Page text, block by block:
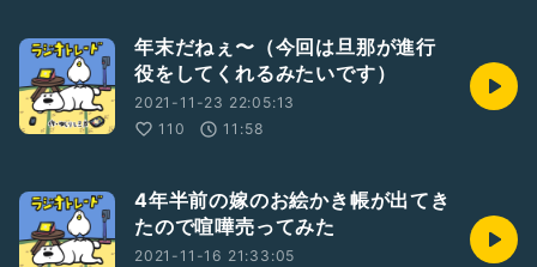
年末だねぇ〜（今回は旦那が進行
役をしてくれるみたいです）
2021-11-23 22:05:13
110
11:58
4年半前の嫁のお絵かき帳が出てき
たので喧嘩売ってみた
2021-11-16 21:33:05